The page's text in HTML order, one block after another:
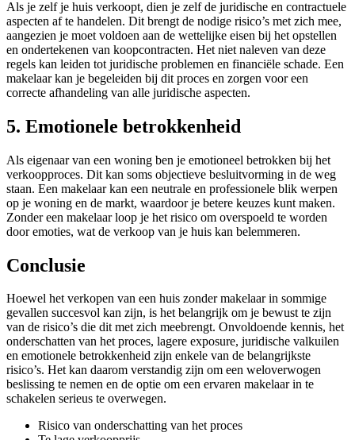
Als je zelf je huis verkoopt, dien je zelf de juridische en contractuele
aspecten af te handelen. Dit brengt de nodige risico’s met zich mee,
aangezien je moet voldoen aan de wettelijke eisen bij het opstellen
en ondertekenen van koopcontracten. Het niet naleven van deze
regels kan leiden tot juridische problemen en financiële schade. Een
makelaar kan je begeleiden bij dit proces en zorgen voor een
correcte afhandeling van alle juridische aspecten.
5. Emotionele betrokkenheid
Als eigenaar van een woning ben je emotioneel betrokken bij het
verkoopproces. Dit kan soms objectieve besluitvorming in de weg
staan. Een makelaar kan een neutrale en professionele blik werpen
op je woning en de markt, waardoor je betere keuzes kunt maken.
Zonder een makelaar loop je het risico om overspoeld te worden
door emoties, wat de verkoop van je huis kan belemmeren.
Conclusie
Hoewel het verkopen van een huis zonder makelaar in sommige
gevallen succesvol kan zijn, is het belangrijk om je bewust te zijn
van de risico’s die dit met zich meebrengt. Onvoldoende kennis, het
onderschatten van het proces, lagere exposure, juridische valkuilen
en emotionele betrokkenheid zijn enkele van de belangrijkste
risico’s. Het kan daarom verstandig zijn om een weloverwogen
beslissing te nemen en de optie om een ervaren makelaar in te
schakelen serieus te overwegen.
Risico van onderschatting van het proces